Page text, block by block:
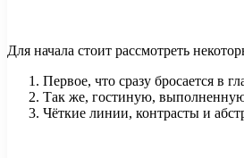
Для начала стоит рассмотреть
Первое, что сразу бросается в
Так же, гостиную, выполненную
Чёткие линии, контрасты и